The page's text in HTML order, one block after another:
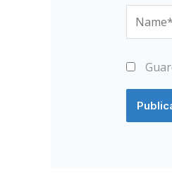
Name*